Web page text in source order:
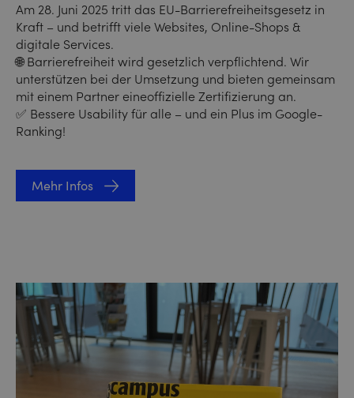
Am 28. Juni 2025 tritt das EU-Barrierefreiheitsgesetz in
Kraft – und betrifft viele Websites, Online-Shops &
digitale Services.
🌐 Barrierefreiheit wird gesetzlich verpflichtend. Wir
unterstützen bei der Umsetzung und bieten gemeinsam
mit einem Partner eineoffizielle Zertifizierung an.
✅ Bessere Usability für alle – und ein Plus im Google-
Ranking!
Mehr Infos